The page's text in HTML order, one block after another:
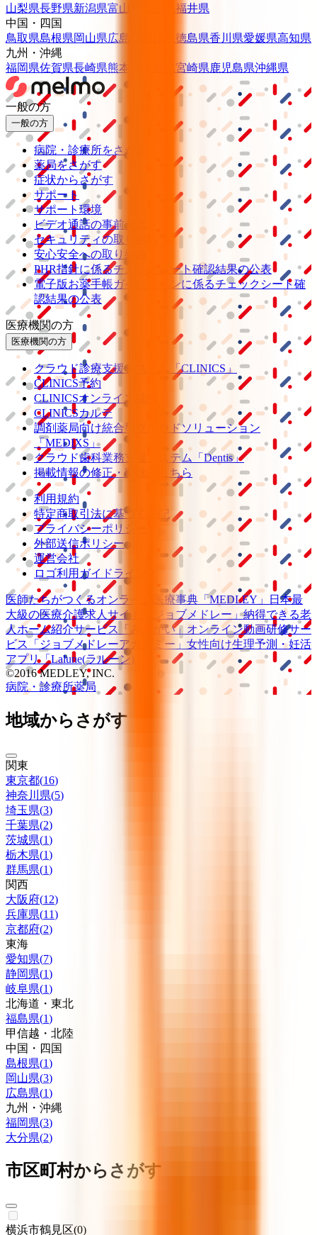
山梨県長野県新潟県富山県
福井県
中国・四国
鳥取県島根県岡山県広島県 徳島県香川県愛媛県高知県
九州・沖縄
福岡県佐賀県長崎県熊本県 宮崎県鹿児島県沖縄県
一般の方
一般の方
病院・診療所をさがす
薬局をさがす
症状からさがす
サポート
サポート環境
ビデオ通話の事前テスト
セキュリティの取り組み
安心安全への取り組み
PHR指針に係るチェックシート確認結果の公表
電子版お薬手帳ガイドラインに係るチェックシート確
認結果の公表
医療機関の方
医療機関の方
クラウド診療支援システム
「CLINICS」
CLINICS予約
CLINICSオンライン診療
CLINICSカルテ
調剤薬局向け統合型クラウドソリューション
「MEDIXS」
クラウド歯科業務支援システム
「Dentis」
掲載情報の修正・削除はこちら
利用規約
特定商取引法に基づく表記
プライバシーポリシー
外部送信ポリシー
運営会社
ロゴ利用ガイドライン
医師たちがつくるオンライン医療事典 「MEDLEY」
日本最
大級の医療介護求人サイト 「ジョブメドレー」納得できる老
人ホーム紹介サービス
「みんかい」 オンライン動画研修サー
ビス
「ジョブメドレーアカデミー」 女性向け生理予測・妊活
アプリ「Lalune(ラルーン)」
©2016 MEDLEY, INC.
病院・診療所薬局
地域からさがす
関東
東京都(16)
神奈川県(5)
埼玉県(3)
千葉県(2)
茨城県(1)
栃木県(1)
群馬県(1)
関西
大阪府(12)
兵庫県(11)
京都府(2)
東海
愛知県(7)
静岡県(1)
岐阜県(1)
北海道・東北
福島県(1)
甲信越・北陸
中国・四国
島根県(1)
岡山県(3)
広島県(1)
九州・沖縄
福岡県(3)
大分県(2)
市区町村からさがす
横浜市鶴見区(0)